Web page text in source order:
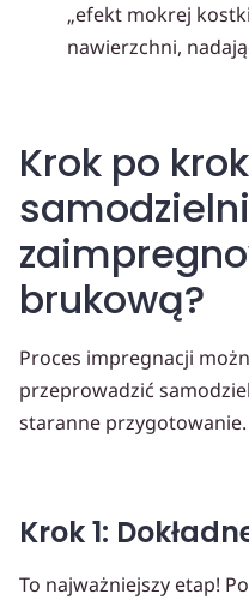
„efekt mokrej
nawierzchni,
Krok po
brukową?
Proces impregnacji
przeprowadzić
staranne przygotowanie.
Krok 1:
To najważniejszy etap!